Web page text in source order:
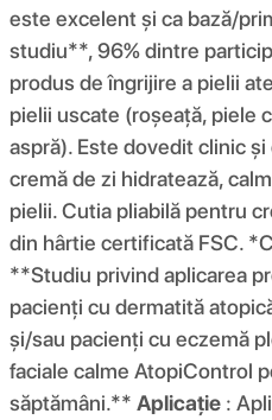
este excelent și ca bază/
studiu**, 96% dintre
produs de îngrijire a pielii
pielii uscate (roșeață, piele
aspră). Este dovedit clinic
cremă de zi hidratează,
pielii. Cutia pliabilă pentru
din hârtie certificată FSC.
**Studiu privind aplicarea
pacienți cu dermatită
și/sau pacienți cu eczemă
faciale calme AtopiControl
săptămâni.** Aplicație :